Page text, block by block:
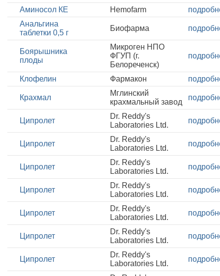
Аминосол КЕ Hemofarm
Анальгина
таблетки 0,5 г
Биофарма
Боярышника
плоды
Микроген НПО
ФГУП (г.
Белореченск)
Клофелин Фармакон
Крахмал
Мглинский
крахмальный завод
Ципролет
Dr. Reddy's
Laboratories Ltd.
Ципролет
Dr. Reddy's
Laboratories Ltd.
Ципролет
Dr. Reddy's
Laboratories Ltd.
Ципролет
Dr. Reddy's
Laboratories Ltd.
Ципролет
Dr. Reddy's
Laboratories Ltd.
Ципролет
Dr. Reddy's
Laboratories Ltd.
Ципролет
Dr. Reddy's
Laboratories Ltd.